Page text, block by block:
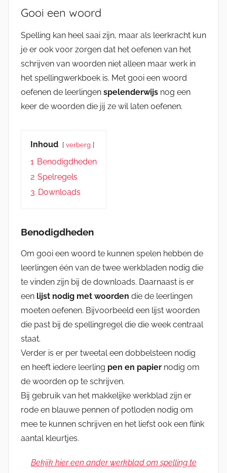
Gooi een woord
Spelling kan heel saai zijn, maar als leerkracht kun
je er ook voor zorgen dat het oefenen van het
schrijven van woorden niet alleen maar werk in
het spellingwerkboek is. Met gooi een woord
oefenen de leerlingen spelenderwijs nog een
keer de woorden die jij ze wil laten oefenen.
Inhoud verberg
1 Benodigdheden
2 Spelregels
3 Downloads
Benodigdheden
Om gooi een woord te kunnen spelen hebben de
leerlingen één van de twee werkbladen nodig die
te vinden zijn bij de downloads. Daarnaast is er
een lijst nodig met woorden die de leerlingen
moeten oefenen. Bijvoorbeeld een lijst woorden
die past bij de spellingregel die die week centraal
staat.
Verder is er per tweetal een dobbelsteen nodig
en heeft iedere leerling pen en papier nodig om
de woorden op te schrijven.
Bij gebruik van het makkelijke werkblad zijn er
rode en blauwe pennen of potloden nodig om
mee te kunnen schrijven en het liefst ook een flink
aantal kleurtjes.
Bekijk hier een ander werkblad om spelling te